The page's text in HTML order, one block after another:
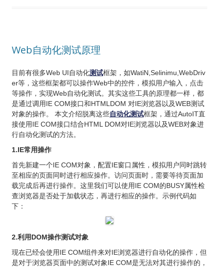
Web自动化测试原理
目前有很多Web UI自动化测试框架，如WatiN,Selinimu,WebDriv
er等，这些框架都可以操作Web中的控件，模拟用户输入，点击
等操作，实现Web自动化测试。其实这些工具的原理都一样，都
是通过调用IE COM接口和HTMLDOM 对IE浏览器以及WEB测试
对象的操作。 本文介绍脱离这些自动化测试框架，通过AutoIT直
接使用IE COM接口结合HTML DOM对IE浏览器以及WEB对象进
行自动化测试的方法。
1.IE常用操作
首先新建一个IE COM对象，配置IE窗口属性，模拟用户同时跳转
至相应的页面同时进行相应操作。访问页面时，需要等待页面加
载完成后再进行操作。这里我们可以使用IE COM的BUSY属性检
查浏览器是否处于加载状态，再进行相应的操作。示例代码如
下：
2.利用DOM操作测试对象
现在已经会使用IE COM组件来对IE浏览器进行自动化的操作，但
是对于浏览器页面中的测试对象IE COM是无法对其进行操作的，